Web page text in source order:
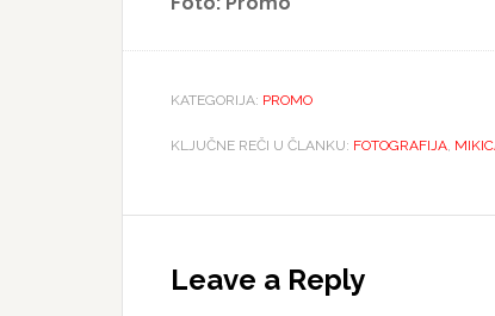
KATEGORIJA: PROMO
KLJUČNE REČI U ČLANKU: FOTOGRAFIJA,
Interactions
Leave a Reply